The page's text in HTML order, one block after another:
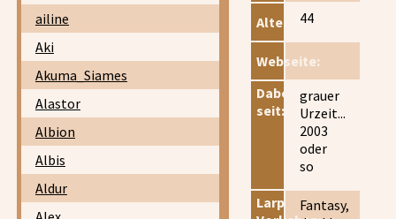
ailine
Aki
Akuma_Siames
Alastor
Albion
Albis
Aldur
Alter: 44
Webseite:
Dabei
seit:
grauer
Urzeit...
2003
oder
so
Larp
Fantasy,